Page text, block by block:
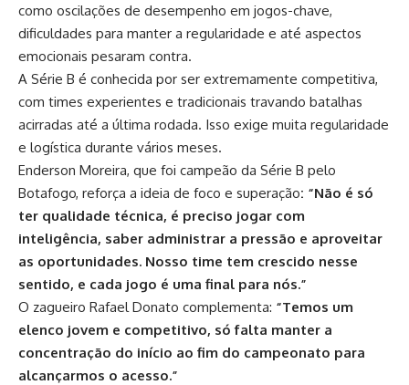
como oscilações de desempenho em jogos-chave,
dificuldades para manter a regularidade e até aspectos
emocionais pesaram contra.
A Série B é conhecida por ser extremamente competitiva,
com times experientes e tradicionais travando batalhas
acirradas até a última rodada. Isso exige muita regularidade
e logística durante vários meses.
Enderson Moreira, que foi campeão da Série B pelo
Botafogo, reforça a ideia de foco e superação: “Não é só
ter qualidade técnica, é preciso jogar com
inteligência, saber administrar a pressão e aproveitar
as oportunidades. Nosso time tem crescido nesse
sentido, e cada jogo é uma final para nós.”
O zagueiro Rafael Donato complementa: “Temos um
elenco jovem e competitivo, só falta manter a
concentração do início ao fim do campeonato para
alcançarmos o acesso.”